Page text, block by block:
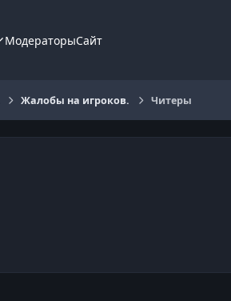
МодераторыСайт
Жалобы на игроков. Читеры